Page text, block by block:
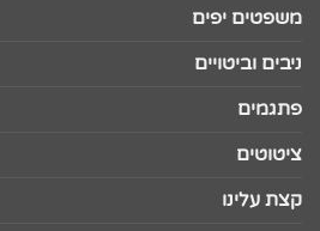
משפטים יפים
ניבים וביטויים
פתגמים
ציטוטים
קצת עלינו